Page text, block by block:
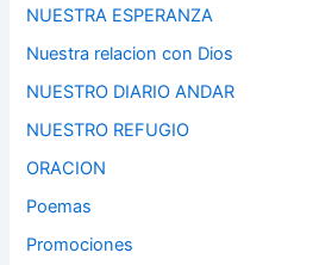
NUESTRA ESPERANZA
Nuestra relacion con Dios
NUESTRO DIARIO ANDAR
NUESTRO REFUGIO
ORACION
Poemas
Promociones